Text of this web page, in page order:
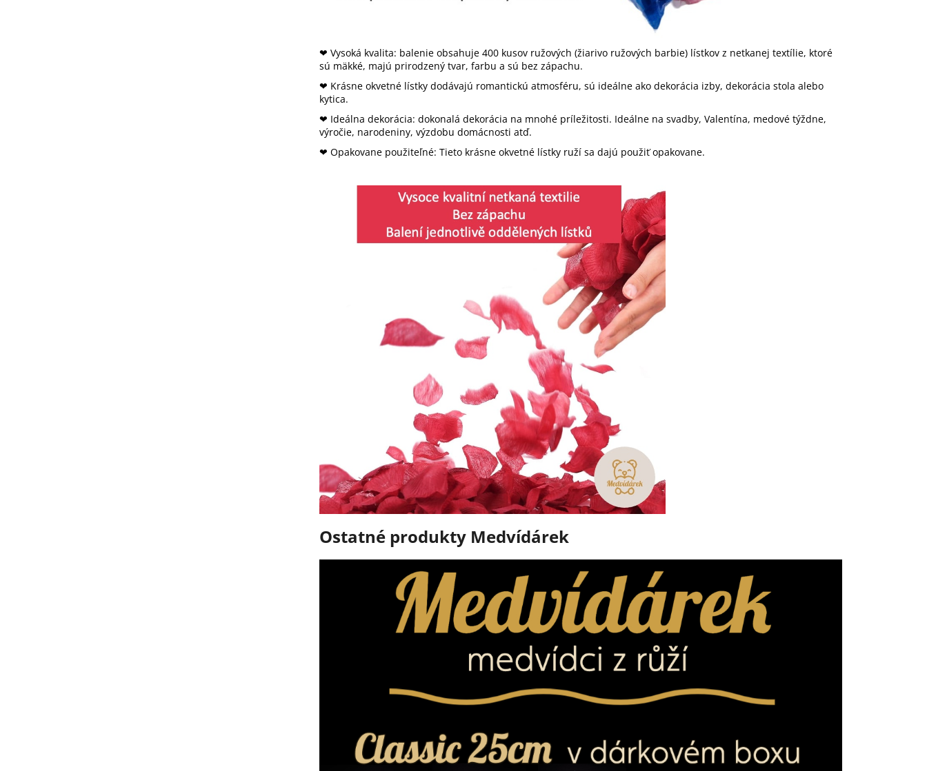
❤ Vysoká kvalita: balenie obsahuje 400 kusov ružových (žiarivo ružových barbie) lístkov z netkanej textílie, ktoré
sú mäkké, majú prirodzený tvar, farbu a sú bez zápachu.
❤ Krásne okvetné lístky dodávajú romantickú atmosféru, sú ideálne ako dekorácia izby, dekorácia stola alebo
kytica.
❤ Ideálna dekorácia: dokonalá dekorácia na mnohé príležitosti. Ideálne na svadby, Valentína, medové týždne,
výročie, narodeniny, výzdobu domácnosti atď.
❤ Opakovane použiteľné: Tieto krásne okvetné lístky ruží sa dajú použiť opakovane.
Ostatné produkty Medvídárek